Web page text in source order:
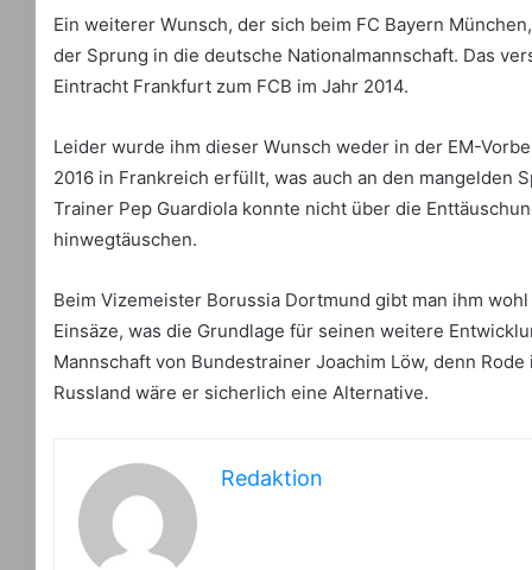
Ein weiterer Wunsch, der sich beim FC Bayern
der Sprung in die deutsche Nationalmannschaft. Das
Eintracht Frankfurt zum FCB im Jahr 2014.
Leider wurde ihm dieser Wunsch weder in der EM-
2016 in Frankreich erfüllt, was auch an den mangelden
Trainer Pep Guardiola konnte nicht über die
hinwegtäuschen.
Beim Vizemeister Borussia Dortmund gibt man ihm
Einsäze, was die Grundlage für seinen weitere
Mannschaft von Bundestrainer Joachim Löw, denn
Russland wäre er sicherlich eine Alternative.
Redaktion